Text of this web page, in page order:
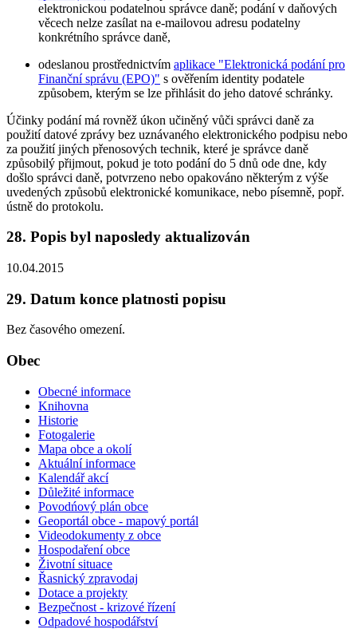
elektronickou podatelnou správce daně; podání v daňových
věcech nelze zasílat na e-mailovou adresu podatelny
konkrétního správce daně,
odeslanou prostřednictvím aplikace "Elektronická podání pro
Finanční správu (EPO)" s ověřením identity podatele
způsobem, kterým se lze přihlásit do jeho datové schránky.
Účinky podání má rovněž úkon učiněný vůči správci daně za
použití datové zprávy bez uznávaného elektronického podpisu nebo
za použití jiných přenosových technik, které je správce daně
způsobilý přijmout, pokud je toto podání do 5 dnů ode dne, kdy
došlo správci daně, potvrzeno nebo opakováno některým z výše
uvedených způsobů elektronické komunikace, nebo písemně, popř.
ústně do protokolu.
28. Popis byl naposledy aktualizován
10.04.2015
29. Datum konce platnosti popisu
Bez časového omezení.
Obec
Obecné informace
Knihovna
Historie
Fotogalerie
Mapa obce a okolí
Aktuální informace
Kalendář akcí
Důležité informace
Povodńový plán obce
Geoportál obce - mapový portál
Videodokumenty z obce
Hospodaření obce
Životní situace
Řasnický zpravodaj
Dotace a projekty
Bezpečnost - krizové řízení
Odpadové hospodářství